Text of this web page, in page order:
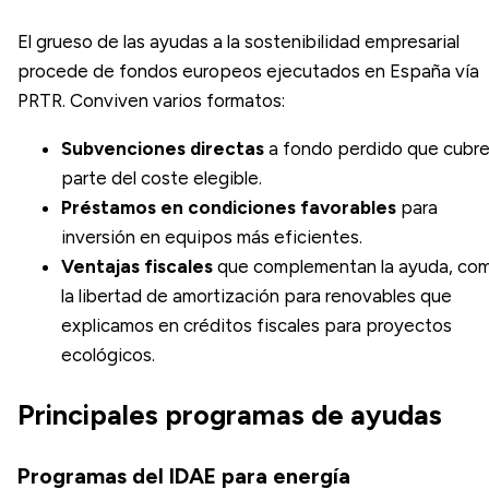
El grueso de las ayudas a la sostenibilidad empresarial
procede de fondos europeos ejecutados en España vía
PRTR. Conviven varios formatos:
Subvenciones directas a fondo perdido que
parte del coste elegible.
Préstamos en condiciones favorables para
inversión en equipos más eficientes.
Ventajas fiscales que complementan la ayuda,
la libertad de amortización para renovables que
explicamos en créditos fiscales para proyectos
ecológicos.
Principales programas de ayudas
Programas del IDAE para energía